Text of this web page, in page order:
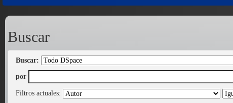
Buscar
Buscar:
por
Filtros actuales: